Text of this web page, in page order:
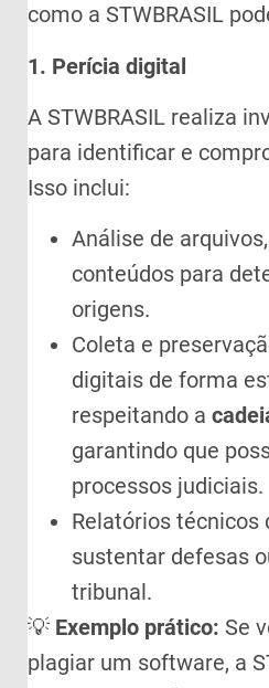
como a STWBRASIL
1. Perícia digital
A STWBRASIL realiza
para identificar e
Isso inclui:
Análise de
conteúdos para
origens.
Coleta e
digitais de forma
respeitando a
garantindo que
processos judiciais.
Relatórios técnicos
sustentar defesas
tribunal.
💡 Exemplo prático: Se
plagiar um software, a